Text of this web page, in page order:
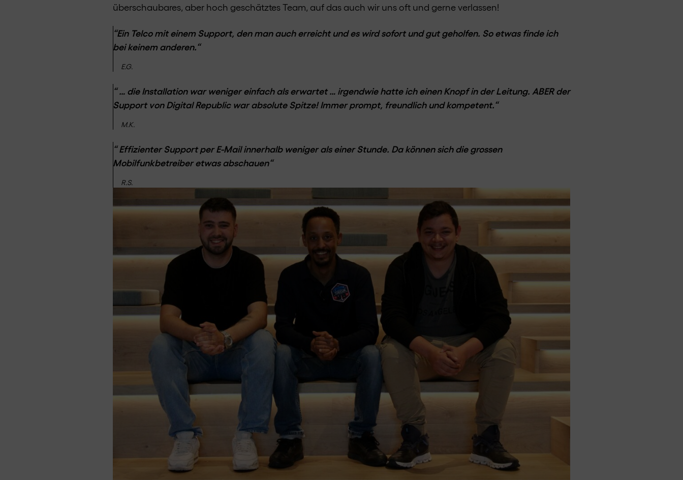
überschaubares, aber hoch geschätztes Team, auf das auch wir uns oft und gerne verlassen!
“Ein Telco mit einem Support, den man auch erreicht und es wird sofort und gut geholfen. So etwas finde ich
bei keinem anderen.“
E.G.
“ … die Installation war weniger einfach als erwartet … irgendwie hatte ich einen Knopf in der Leitung. ABER der
Support von Digital Republic war absolute Spitze! Immer prompt, freundlich und kompetent.“
M.K.
“ Effizienter Support per E-Mail innerhalb weniger als einer Stunde. Da können sich die grossen
Mobilfunkbetreiber etwas abschauen“
R.S.